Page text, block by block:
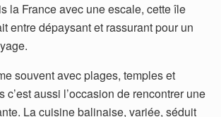
la France avec une escale, cette île
entre dépaysant et rassurant pour un
souvent avec plages, temples et
c’est aussi l’occasion de rencontrer une
La cuisine balinaise, variée, séduit